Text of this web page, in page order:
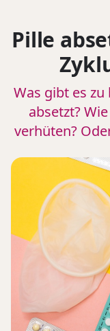
Pille
Was gibt es
absetzt?
verhüten?